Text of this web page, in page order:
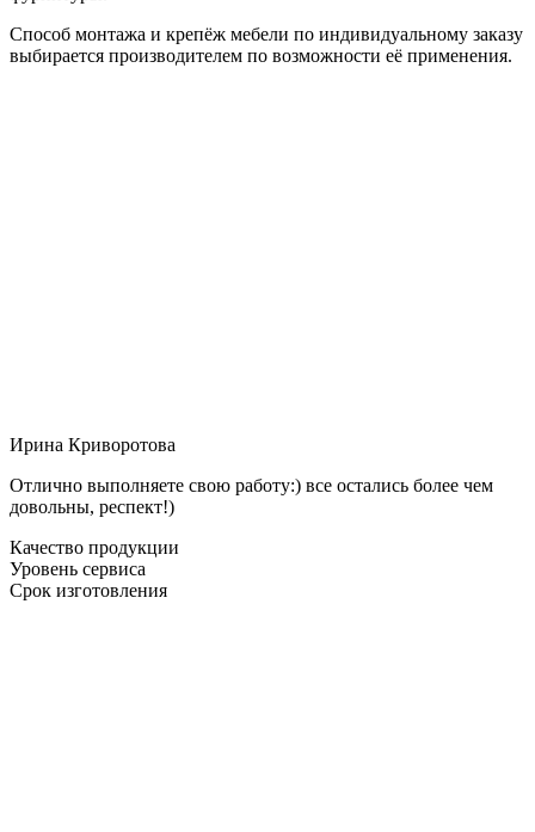
Способ монтажа и крепёж мебели по индивидуальному заказу
выбирается производителем по возможности её применения.
Ирина Криворотова
Отлично выполняете свою работу:) все остались более чем
довольны, респект!)
Качество продукции
Уровень сервиса
Срок изготовления